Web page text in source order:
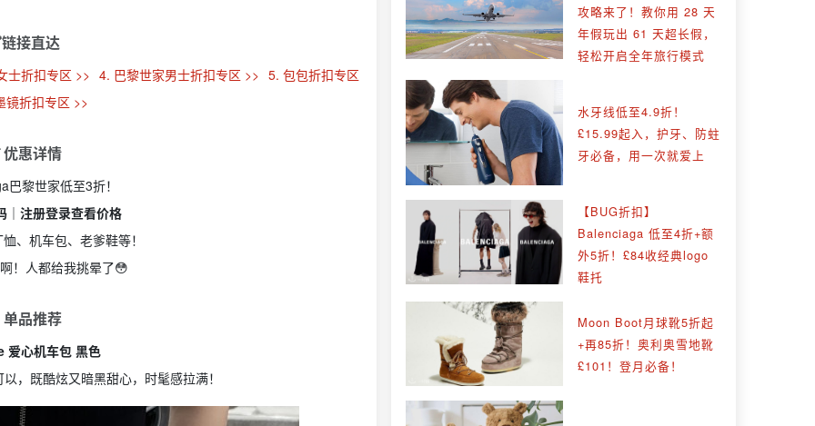
接直达
士折扣专区 >> 4. 巴黎世家男士折扣专区 >> 5. 包包折扣专区
镜折扣专区 >>
优惠详情
巴黎世家低至3折！
｜注册登录查看价格
、机车包、老爹鞋等！
！人都给我挑晕了😳
单品推荐
爱心机车包 黑色
，既酷炫又暗黑甜心，时髦感拉满！
攻略来了！教你用 28 天
年假玩出 61 天超长假，
轻松开启全年旅行模式
水牙线低至4.9折！
£15.99起入，护牙、防蛀
牙必备，用一次就爱上
【BUG折扣】
Balenciaga 低至4折+额
外5折！£84收经典logo
鞋托
Moon Boot月球靴5折起
+再85折！奥利奥雪地靴
£101！登月必备！